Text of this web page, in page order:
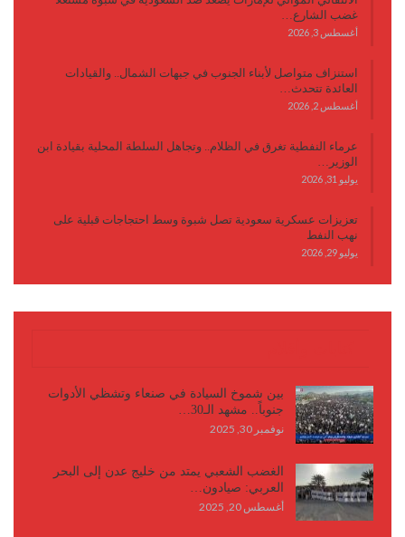
غضب الشارع…
أغسطس 3, 2026
استنزاف متواصل لأبناء الجنوب في جبهات الشمال.. والقيادات
العائدة تتحدث…
أغسطس 2, 2026
عرماء النفطية تغرق في الظلام.. وتجاهل السلطة المحلية بقيادة ابن
الوزير…
يوليو 31, 2026
تعزيزات عسكرية سعودية تصل شبوة وسط احتجاجات قبلية على
نهب النفط
يوليو 29, 2026
بين شموخ السيادة في صنعاء وتشظي الأدوات
جنوباً.. مشهد الـ30…
نوفمبر 30, 2025
الغضب الشعبي يمتد من خليج عدن إلى البحر
العربي: صيادون…
أغسطس 20, 2025